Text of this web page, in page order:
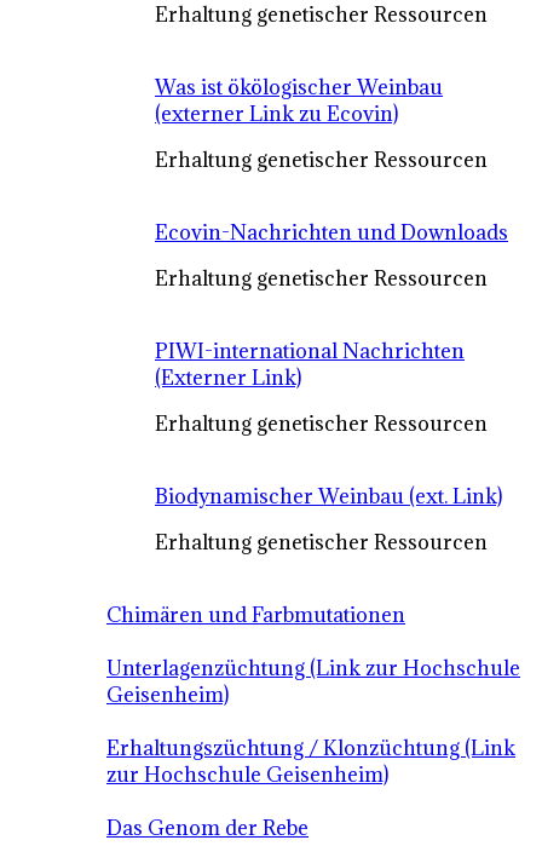
Erhaltung genetischer Ressourcen
Was ist ökölogischer Weinbau
(externer Link zu Ecovin)
Erhaltung genetischer Ressourcen
Ecovin-Nachrichten und Downloads
Erhaltung genetischer Ressourcen
PIWI-international Nachrichten
(Externer Link)
Erhaltung genetischer Ressourcen
Biodynamischer Weinbau (ext. Link)
Erhaltung genetischer Ressourcen
Chimären und Farbmutationen
Unterlagenzüchtung (Link zur Hochschule
Geisenheim)
Erhaltungszüchtung / Klonzüchtung (Link
zur Hochschule Geisenheim)
Das Genom der Rebe